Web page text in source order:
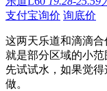
支付宝询价 询底价
这两天乐道和滴滴合
就是部分区域的小
先试试水，如果觉
做。